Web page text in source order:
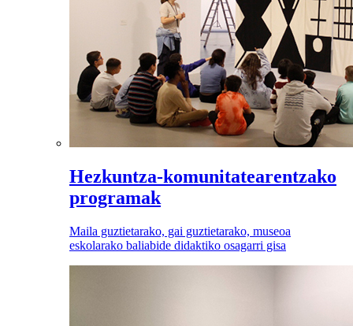
Hezkuntza-komunitatearentzako
programak
Maila guztietarako, gai guztietarako, museoa
eskolarako baliabide didaktiko osagarri gisa